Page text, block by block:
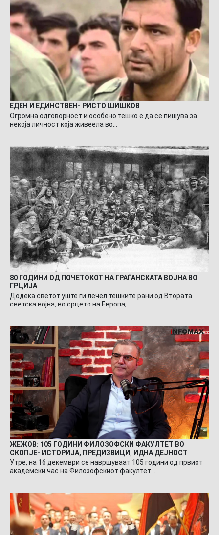
ЕДЕН И ЕДИНСТВЕН- РИСТО ШИШКОВ
Огромна одговорност и особено тешко е да се пишува за
некоја личност која живеела во…
80 ГОДИНИ ОД ПОЧЕТОКОТ НА ГРАЃАНСКАТА ВОЈНА ВО
ГРЦИЈА
Додека светот уште ги лечел тешките рани од Втората
светска војна, во срцето на Европа,…
ЖЕЖОВ: 105 ГОДИНИ ФИЛОЗОФСКИ ФАКУЛТЕТ ВО
СКОПЈЕ- ИСТОРИЈА, ПРЕДИЗВИЦИ, ИДНА ДЕЈНОСТ
Утре, на 16 декември се навршуваат 105 години од првиот
академски час на Филозофскиот факултет…